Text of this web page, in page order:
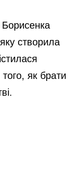
створила
як брати